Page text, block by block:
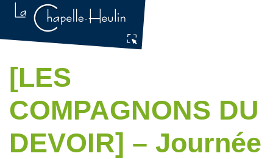
[LES
COMPAGNONS DU
DEVOIR] – Journée